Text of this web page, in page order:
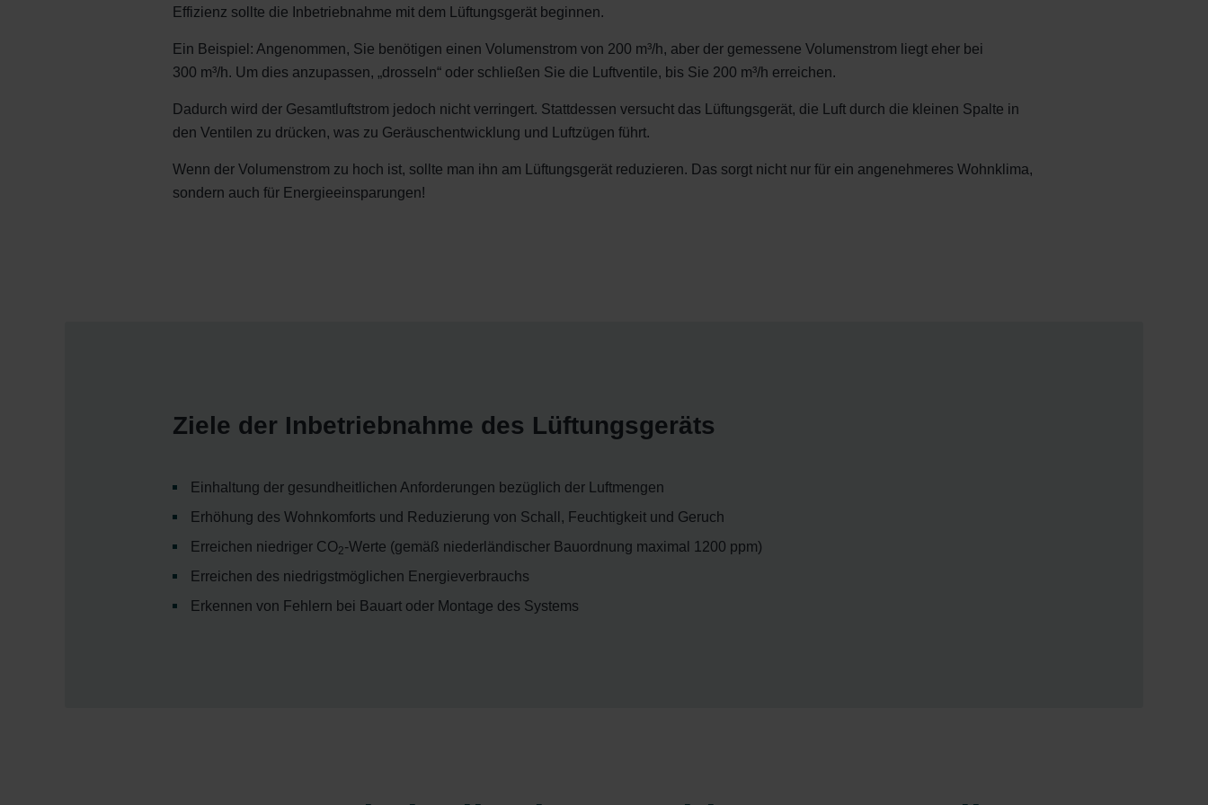
Zehnder Group Nederland bv: Privacyverklaringen
Zehnder Group Sales International: Privacy Policy
Zehnder Group Schweiz AG: Datenschutz
Zehnder Group UK Limited: Privacy Policy
Effizienz sollte die Inbetriebnahme mit dem Lüftungsgerät beginnen.
Ein Beispiel: Angenommen, Sie benötigen einen Volumenstrom von 200 m³/h, aber der gemessene Volumenstrom liegt eher bei
300 m³/h. Um dies anzupassen, „drosseln“ oder schließen Sie die Luftventile, bis Sie 200 m³/h erreichen.
Dadurch wird der Gesamtluftstrom jedoch nicht verringert. Stattdessen versucht das Lüftungsgerät, die Luft durch die kleinen Spalte in
den Ventilen zu drücken, was zu Geräuschentwicklung und Luftzügen führt.
Wenn der Volumenstrom zu hoch ist, sollte man ihn am Lüftungsgerät reduzieren. Das sorgt nicht nur für ein angenehmeres Wohnklima,
sondern auch für Energieeinsparungen!
Ziele der Inbetriebnahme des Lüftungsgeräts
Einhaltung der gesundheitlichen Anforderungen bezüglich der Luftmengen
Erhöhung des Wohnkomforts und Reduzierung von Schall, Feuchtigkeit und Geruch
Erreichen niedriger CO2-Werte (gemäß niederländischer Bauordnung maximal 1200 ppm)
Erreichen des niedrigstmöglichen Energieverbrauchs
Erkennen von Fehlern bei Bauart oder Montage des Systems